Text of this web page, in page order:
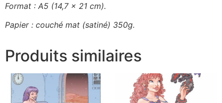
Format : A5 (14,7 x 21 cm).
Papier : couché mat (satiné) 350g.
Produits similaires